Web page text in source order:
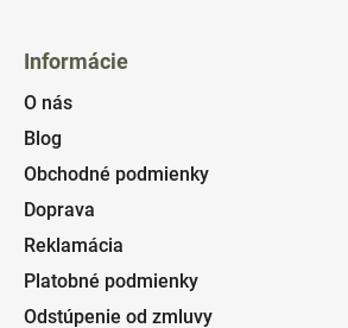
Informácie
O nás
Blog
Obchodné podmienky
Doprava
Reklamácia
Platobné podmienky
Odstúpenie od zmluvy